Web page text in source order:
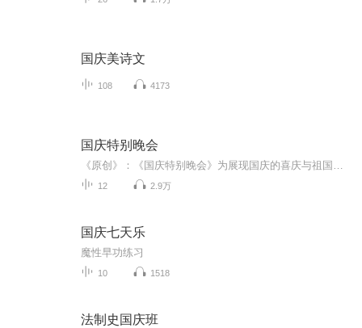
国庆美诗文
108 4173
国庆特别晚会
12 2.9万
国庆七天乐
魔性早功练习
10 1518
法制史国庆班